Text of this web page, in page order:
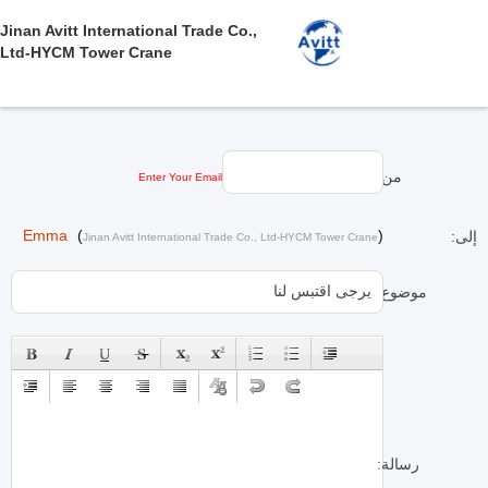
Jinan Avitt International Trade Co.,
Ltd-HYCM Tower Crane
من: Enter Your Email
إلى: Emma (Jinan Avitt International Trade Co., Ltd-HYCM Tower Crane)
موضوع:
رسالة: